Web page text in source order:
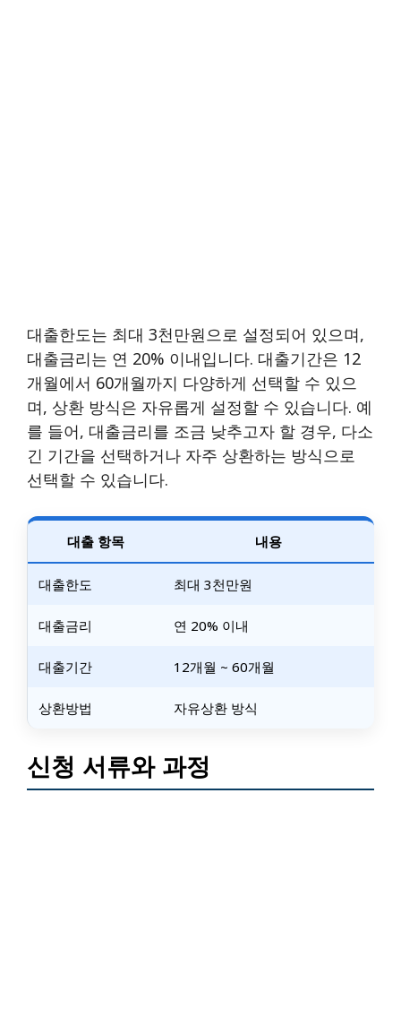
대출한도는 최대 3천만원으로 설정되어 있으며,
대출금리는 연 20% 이내입니다. 대출기간은 12
개월에서 60개월까지 다양하게 선택할 수 있으
며, 상환 방식은 자유롭게 설정할 수 있습니다. 예
를 들어, 대출금리를 조금 낮추고자 할 경우, 다소
긴 기간을 선택하거나 자주 상환하는 방식으로
선택할 수 있습니다.
대출 항목 내용
대출한도 최대 3천만원
대출금리 연 20% 이내
대출기간 12개월 ~ 60개월
상환방법 자유상환 방식
신청 서류와 과정